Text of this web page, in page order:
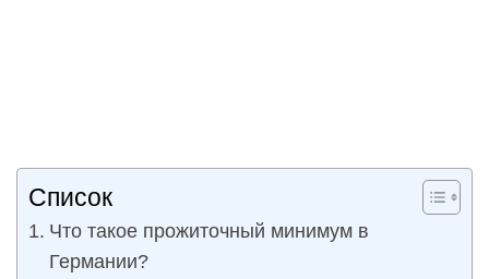
Список
Что такое прожиточный минимум в
Германии?